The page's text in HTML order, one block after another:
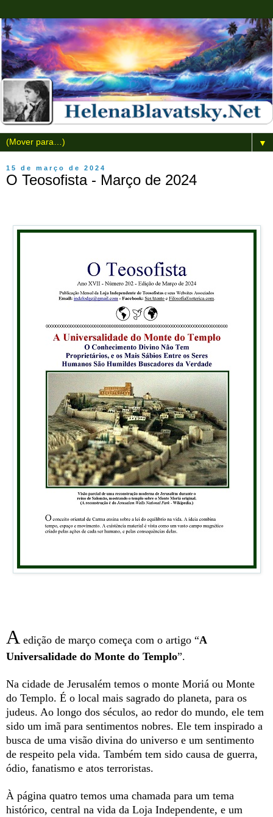
▼
15 de março de 2024
O Teosofista - Março de 2024
A edição de março começa com o artigo “A
Universalidade do Monte do Templo”.
Na cidade de Jerusalém temos o monte Moriá ou Monte
do Templo. É o local mais sagrado do planeta, para os
judeus. Ao longo dos séculos, ao redor do mundo, ele tem
sido um imã para sentimentos nobres. Ele tem inspirado a
busca de uma visão divina do universo e um sentimento
de respeito pela vida. Também tem sido causa de guerra,
ódio, fanatismo e atos terroristas.
À página quatro temos uma chamada para um tema
histórico, central na vida da Loja Independente, e um